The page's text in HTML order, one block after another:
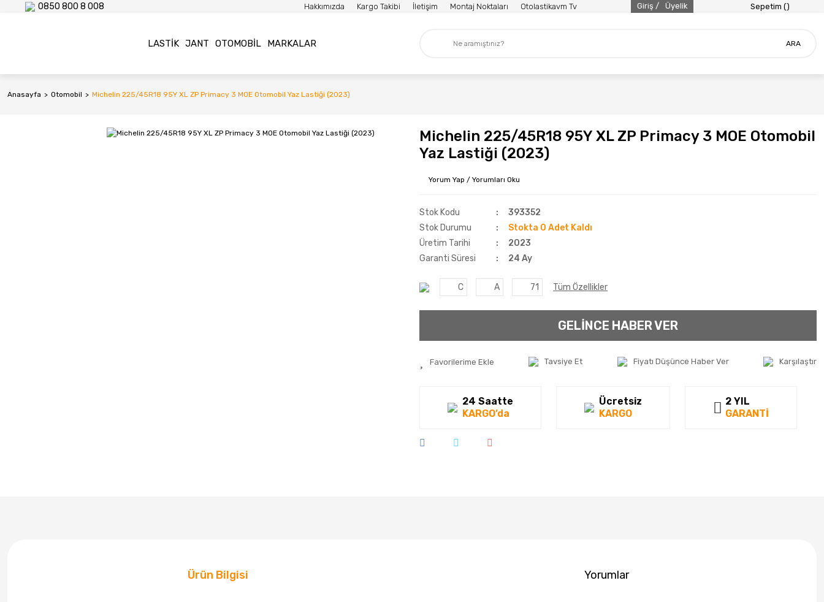
0850 800 8 008 Hakkımızda Kargo Takibi İletişim Montaj Noktaları Otolastikavm Tv Giriş / Üyelik Sepetim ()
LASTIK JANT OTOMOBIL MARKALAR ARA
Anasayfa Otomobil Michelin 225/45R18 95Y XL ZP Primacy 3 MOE Otomobil Yaz Lastiği (2023)
Michelin 225/45R18 95Y XL ZP Primacy 3 MOE Otomobil
Yaz Lastiği (2023)
Yorum Yap / Yorumları Oku
Stok Kodu
393352
Stok Durumu
Stokta 0 Adet Kaldı
Üretim Tarihi
2023
Garanti Süresi
24 Ay
C A 71 Tüm Özellikler
GELİNCE HABER VER
Tavsiye Et Fiyatı Düşünce Haber Ver Karşılaştır
24 Saatte
KARGO’da
Ücretsiz
KARGO
2 YIL
GARANTİ
Ürün Bilgisi Yorumlar